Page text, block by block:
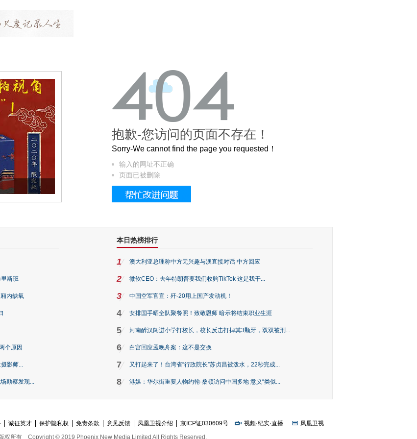
曲奇届的“爱马仕”把你的爱封在罐子里送给TA
抱歉-您访问的页面不存在！
Sorry-We cannot find the page you requested！
输入的网址不正确
页面已被删除
斯班
内缺氧
个原因
影师...
勘察发现...
本日热榜排行
1 澳大利亚总理称中方无兴趣与澳直接对话 中方回应
2 微软CEO：去年特朗普要我们收购TikTok 这是我干...
3 中国空军官宣：歼-20用上国产发动机！
4 女排国手晒全队聚餐照！致敬恩师 暗示将结束职业生涯
5 河南醉汉闯进小学打校长，校长反击打掉其3颗牙，双双被刑...
6 白宫回应孟晚舟案：这不是交换
7 又打起来了！台湾省“行政院长”苏贞昌被泼水，22秒完成...
8 港媒：华尔街重要人物约翰·桑顿访问中国多地 意义“类似...
诚征英才 保护隐私权 免责条款 意见反馈 凤凰卫视介绍 京ICP证030609号 视频·纪实·直播
凤凰卫视
版权所有 Copyright © 2019 Phoenix New Media Limited All Rights Reserved.